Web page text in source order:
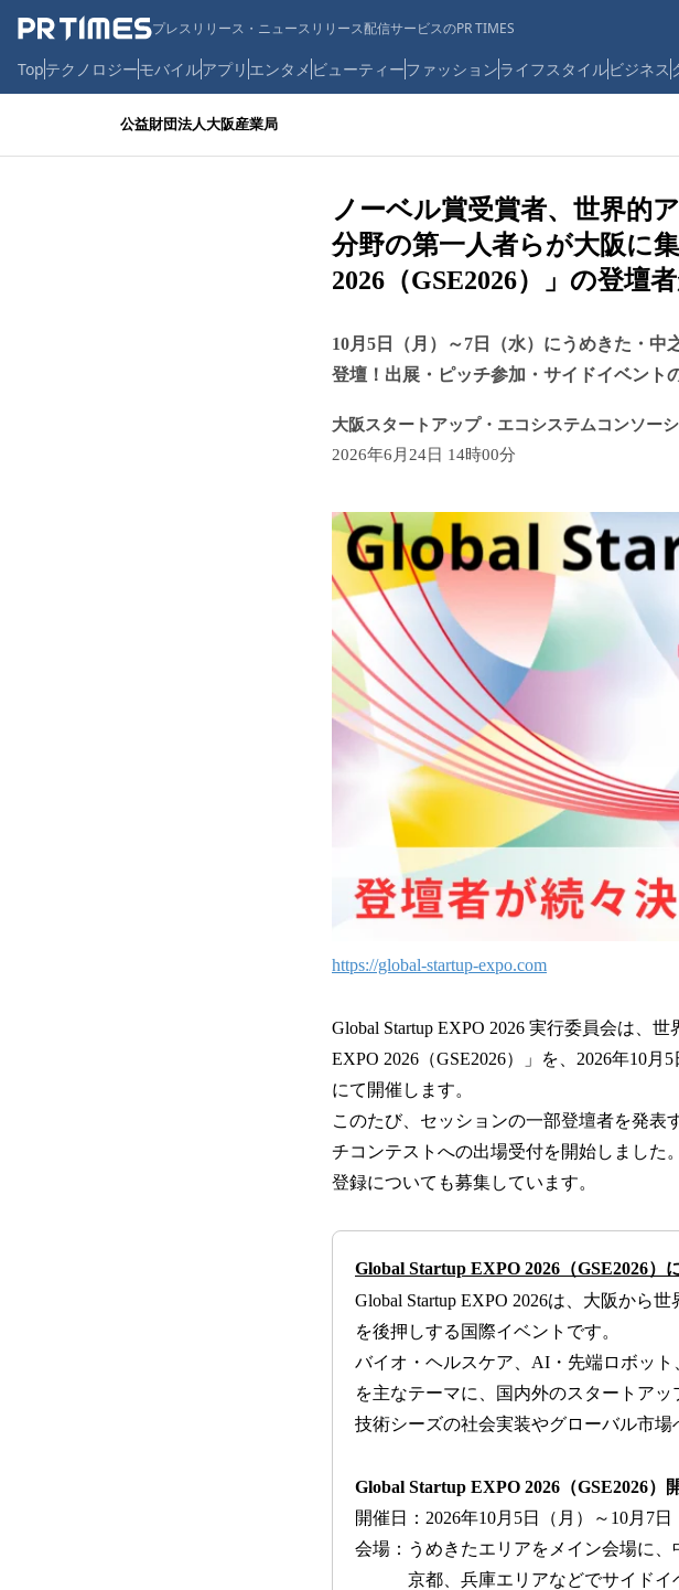
プレスリリース・ニュースリリース配信サービスのPR TIMES
Topテクノロジーモバイルアプリ エンタメ ビューティーファッションライフスタイルビジネス
公益財団法人大阪産業局
ノーベル賞受賞者、世界的
分野の第一人者らが大阪に
2026（GSE2026）」の登壇
10月5日（月）～7日（水）にうめきた・中
登壇！出展・ピッチ参加・サイドイベント
大阪スタートアップ・エコシステムコンソー
2026年6月24日 14時00分
https://global-startup-expo.com
Global Startup EXPO 2026 実行委員会は、
EXPO 2026（GSE2026）」を、2026年10
にて開催します。
このたび、セッションの一部登壇者を発表
チコンテストへの出場受付を開始しました
登録についても募集しています。
Global Startup EXPO 2026（GSE2026）
Global Startup EXPO 2026は、大阪から
を後押しする国際イベントです。
バイオ・ヘルスケア、AI・先端ロボッ
を主なテーマに、国内外のスタートア
技術シーズの社会実装やグローバル市場
Global Startup EXPO 2026（GSE2026）
開催日：2026年10月5日（月）～10月7日
会場：うめきたエリアをメイン会場に、
京都、兵庫エリアなどでサイドイ